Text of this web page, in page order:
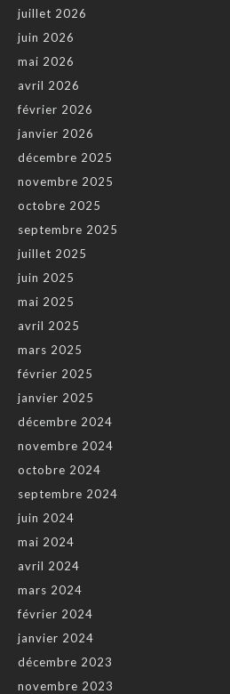
juillet 2026
juin 2026
mai 2026
avril 2026
février 2026
janvier 2026
décembre 2025
novembre 2025
octobre 2025
septembre 2025
juillet 2025
juin 2025
mai 2025
avril 2025
mars 2025
février 2025
janvier 2025
décembre 2024
novembre 2024
octobre 2024
septembre 2024
juin 2024
mai 2024
avril 2024
mars 2024
février 2024
janvier 2024
décembre 2023
novembre 2023